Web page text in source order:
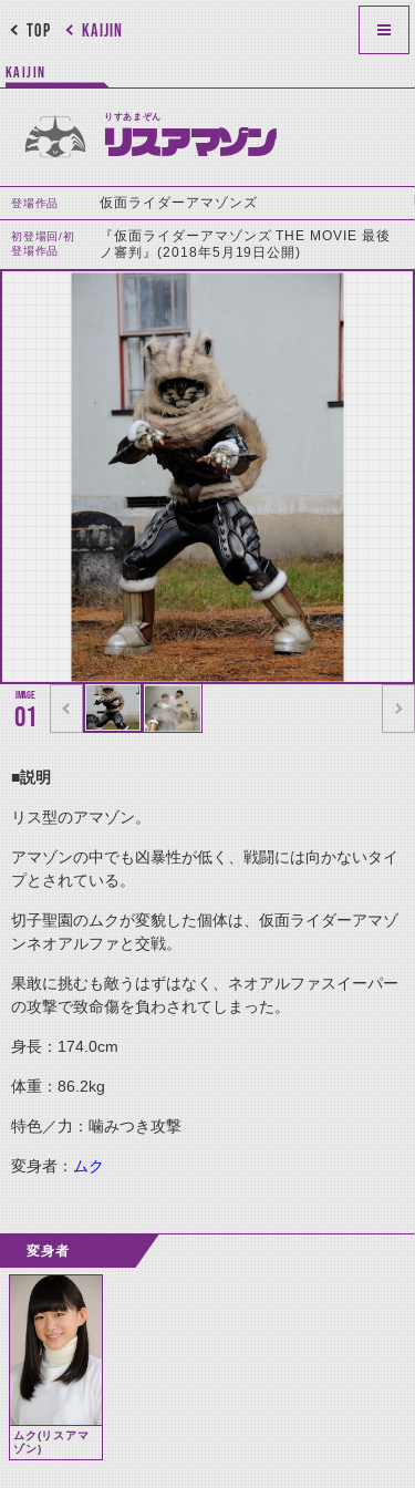
KAIJIN
TOP
KAIJIN
りすあまぞん
リスアマゾン
登場作品 仮面ライダーアマゾンズ
初登場回/初
登場作品
『仮面ライダーアマゾンズ THE MOVIE 最後
ノ審判』(2018年5月19日公開)
01
■説明
リス型のアマゾン。
アマゾンの中でも凶暴性が低く、戦闘には向かないタイ
プとされている。
切子聖園のムクが変貌した個体は、仮面ライダーアマゾ
ンネオアルファと交戦。
果敢に挑むも敵うはずはなく、ネオアルファスイーパー
の攻撃で致命傷を負わされてしまった。
身長：174.0cm
体重：86.2kg
特色／力：噛みつき攻撃
変身者： ムク
変身者
ムク(リスアマ
ゾン)